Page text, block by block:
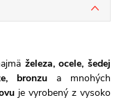
železa, ocele, šedej
bronzu a mnohých
je vyrobený z vysoko